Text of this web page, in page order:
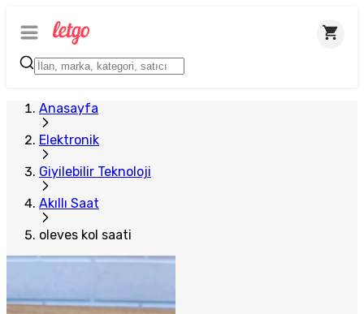
Anasayfa
Elektronik
Giyilebilir Teknoloji
Akıllı Saat
oleves kol saati
Plus Satıcı